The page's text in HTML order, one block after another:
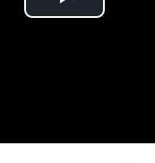
Play